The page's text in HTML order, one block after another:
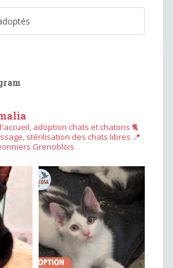
adoption chats et chatons 🐈
stérilisation des chats libres 📍
Grenoblois